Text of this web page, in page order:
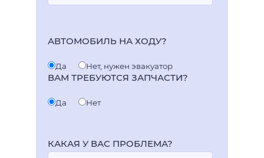
АВТОМОБИЛЬ НА ХОДУ?
Да Нет, нужен эвакуатор
ВАМ ТРЕБУЮТСЯ ЗАПЧАСТИ?
Да Нет
КАКАЯ У ВАС ПРОБЛЕМА?